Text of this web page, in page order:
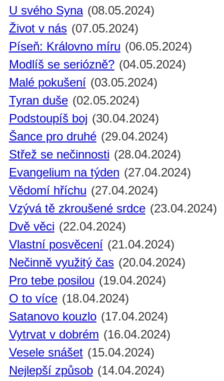
U svého Syna (08.05.2024)
Život v nás (07.05.2024)
Píseň: Královno míru (06.05.2024)
Modlíš se seriózně? (04.05.2024)
Malé pokušení (03.05.2024)
Tyran duše (02.05.2024)
Podstoupíš boj (30.04.2024)
Šance pro druhé (29.04.2024)
Střež se nečinnosti (28.04.2024)
Evangelium na týden (27.04.2024)
Vědomí hříchu (27.04.2024)
Vzývá tě zkroušené srdce (23.04.2024)
Dvě věci (22.04.2024)
Vlastní posvěcení (21.04.2024)
Nečinně využitý čas (20.04.2024)
Pro tebe posilou (19.04.2024)
O to více (18.04.2024)
Satanovo kouzlo (17.04.2024)
Vytrvat v dobrém (16.04.2024)
Vesele snášet (15.04.2024)
Nejlepší způsob (14.04.2024)